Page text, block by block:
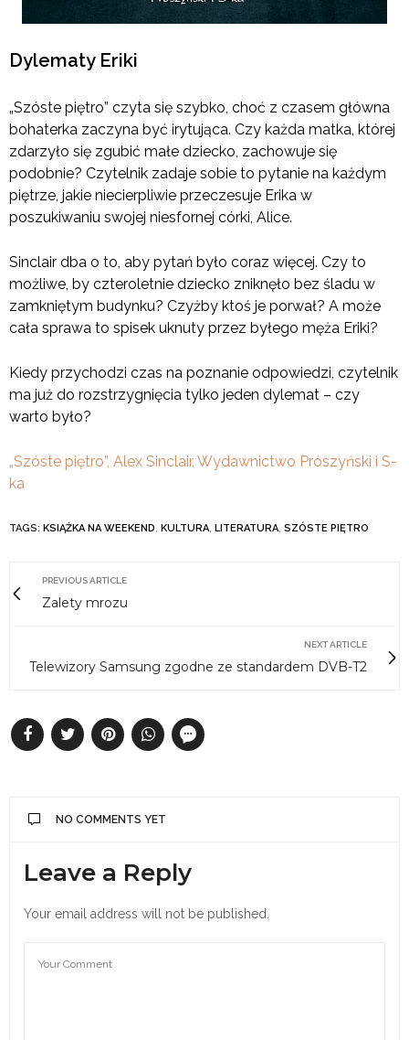
Dylematy Eriki
„Szóste piętro” czyta się szybko, choć z czasem główna
bohaterka zaczyna być irytująca. Czy każda matka, której
zdarzyło się zgubić małe dziecko, zachowuje się
podobnie? Czytelnik zadaje sobie to pytanie na każdym
piętrze, jakie niecierpliwie przeczesuje Erika w
poszukiwaniu swojej niesfornej córki, Alice.
Sinclair dba o to, aby pytań było coraz więcej. Czy to
możliwe, by czteroletnie dziecko zniknęło bez śladu w
zamkniętym budynku? Czyżby ktoś je porwał? A może
cała sprawa to spisek uknuty przez byłego męża Eriki?
Kiedy przychodzi czas na poznanie odpowiedzi, czytelnik
ma już do rozstrzygnięcia tylko jeden dylemat – czy
warto było?
„Szóste piętro”, Alex Sinclair, Wydawnictwo Prószyński i S-
ka
TAGS: KSIĄŻKA NA WEEKEND, KULTURA, LITERATURA, SZÓSTE PIĘTRO
PREVIOUS ARTICLE
Zalety mrozu
NEXT ARTICLE
Telewizory Samsung zgodne ze standardem DVB-T2
NO COMMENTS YET
Leave a Reply
Your email address will not be published.